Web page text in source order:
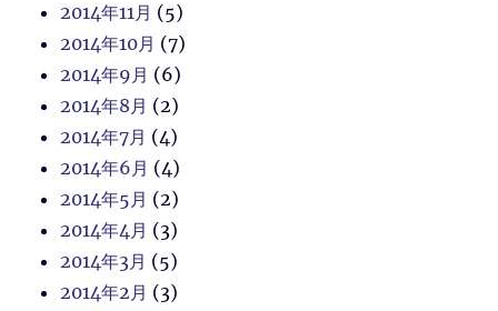
2014年11月 (5)
2014年10月 (7)
2014年9月 (6)
2014年8月 (2)
2014年7月 (4)
2014年6月 (4)
2014年5月 (2)
2014年4月 (3)
2014年3月 (5)
2014年2月 (3)